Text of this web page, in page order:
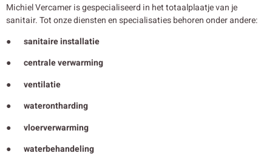
Michiel Vercamer is gespecialiseerd in het totaalplaatje van je
sanitair. Tot onze diensten en specialisaties behoren onder andere:
● sanitaire installatie
● centrale verwarming
● ventilatie
● waterontharding
● vloerverwarming
● waterbehandeling